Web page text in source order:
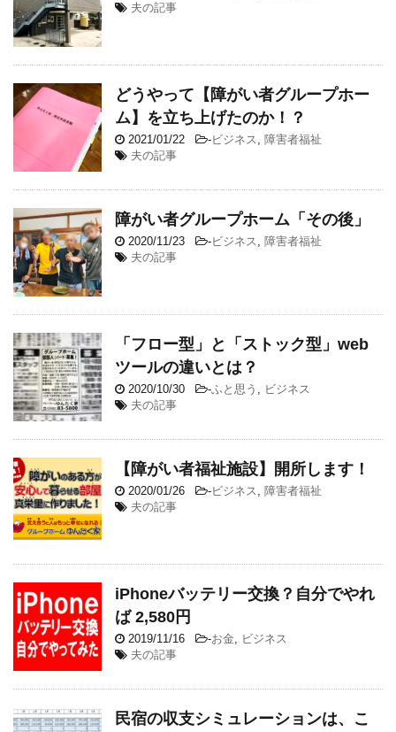
夫の記事
どうやって【障がい者グループホー
ム】を立ち上げたのか！？
2021/01/22 -ビジネス , 障害者福祉
夫の記事
障がい者グループホーム「その後」
2020/11/23 -ビジネス , 障害者福祉
夫の記事
「フロー型」と「ストック型」web
ツールの違いとは？
2020/10/30 -ふと思う , ビジネス
夫の記事
【障がい者福祉施設】開所します！
2020/01/26 -ビジネス , 障害者福祉
夫の記事
iPhoneバッテリー交換？自分でやれ
ば 2,580円
2019/11/16 -お金, ビジネス
夫の記事
民宿の収支シミュレーションは、こ